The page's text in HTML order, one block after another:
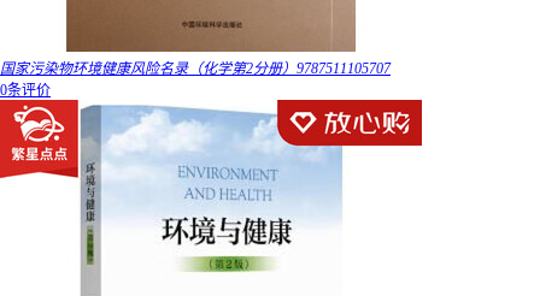
国家污染物环境健康风险名录（化学第2分册）9787511105707
0条评价